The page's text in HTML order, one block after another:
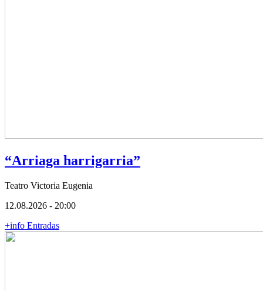
“Arriaga harrigarria”
Teatro Victoria Eugenia
12.08.2026 - 20:00
+info Entradas